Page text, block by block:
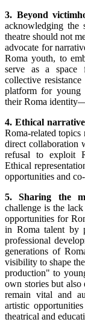
3. Beyond
acknowledging the
theatre should not
advocate for
Roma youth, to
serve as a space
collective
platform for young
their Roma
4. Ethical
Roma-relatedtopics
direct collaboration
refusal to exploit
Ethical
opportunities and
5. Sharing the
challenge is the
opportunities for
in Roma talent by
professional
generations of
visibility to shape
production" to
own stories but also
remain vital and
artistic
theatrical and